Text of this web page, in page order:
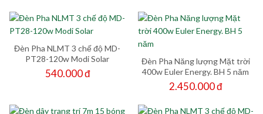
Đèn Pha NLMT 3 chế độ MD-
PT28-120w Modi Solar
540.000 đ
Đèn Pha Năng lượng Mặt trời
400w Euler Energy. BH 5 năm
2.450.000 đ